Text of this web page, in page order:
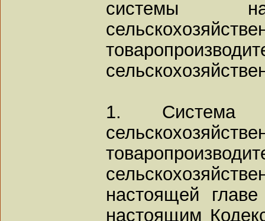
системы
1. Система
настоящей
настоящим